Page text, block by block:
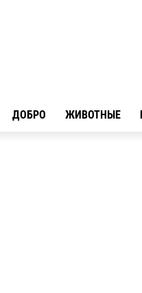
ДОБРО ЖИВОТНЫЕ